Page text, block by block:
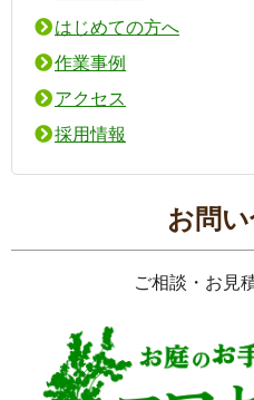
はじめての方へ
作業事例
アクセス
採用情報
お問
ご相談・お見